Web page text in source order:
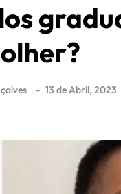
13 de Abril, 2023